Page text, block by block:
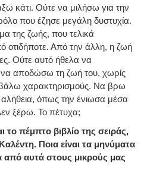
κάτι. Ούτε να μιλήσω για την
που έζησε μεγάλη δυστυχία.
της ζωής, που τελικά
οτιδήποτε. Από την άλλη, η ζωή
Ούτε αυτό ήθελα να
αποδώσω τη ζωή του, χωρίς
χαρακτηρισμούς. Να βρω
αλήθεια, όπως την ένιωσα μέσα
ξέρω. Το πέτυχα;
το πέμπτο βιβλίο της σειράς,
Ποια είναι τα μηνύματα
από αυτά στους μικρούς μας